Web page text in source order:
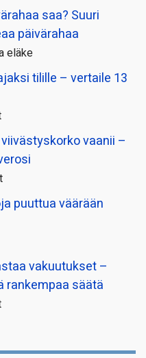
saa? Suuri
päivärahaa
eläke
tilille – vertaile 13
vaanii –
puuttua väärään
vakuutukset –
rankempaa säätä